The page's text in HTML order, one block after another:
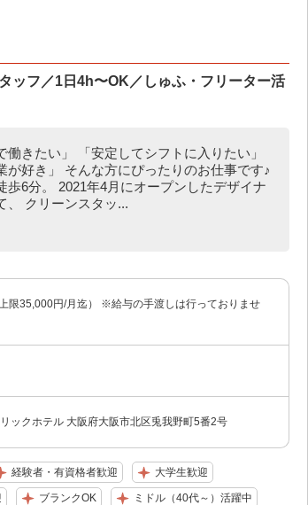
ッフ／1日4h〜OK／しゅふ・フリーター活
働きたい」 「安定してシフトに入りたい」
が好き」 そんな方にぴったりのお仕事です♪
歩6分。 2021年4月にオープンしたデザイナ
、 クリーンスタッ...
限35,000円/月迄） ※給与の手渡しは行っておりませ
ックホテル 大阪府大阪市北区兎我野町5番2号
経験者・有資格者歓迎 大学生歓迎
ブランクOK ミドル（40代～）活躍中